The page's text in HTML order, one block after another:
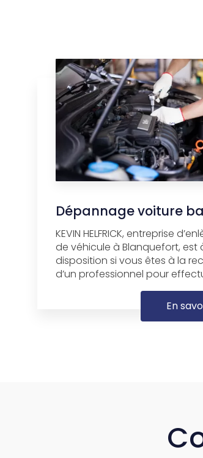
Dépannage voiture
KEVIN HELFRICK, entreprise
de véhicule à Blanquefort, est
disposition si vous êtes à la
d’un professionnel pour
En